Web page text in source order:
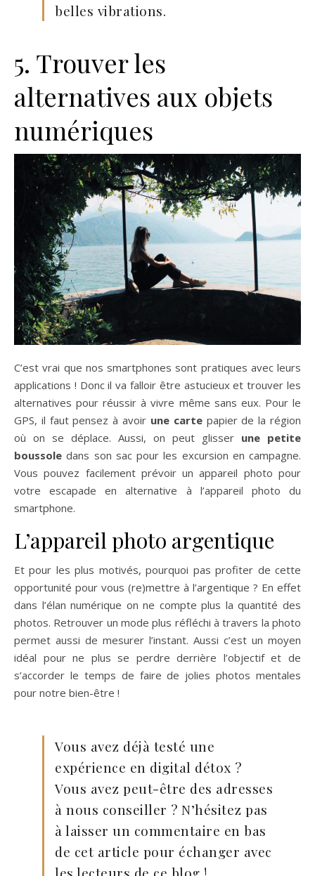
belles vibrations.
5. Trouver les
alternatives aux objets
numériques
C’est vrai que nos smartphones sont pratiques avec leurs
applications ! Donc il va falloir être astucieux et trouver les
alternatives pour réussir à vivre même sans eux. Pour le
GPS, il faut pensez à avoir une cartepapier de la région
où on se déplace. Aussi, on peut glisser une petite
boussole dans son sac pour les excursion en campagne.
Vous pouvez facilement prévoir un appareil photo pour
votre escapade en alternative à l’appareil photo du
smartphone.
L’appareil photo argentique
Et pour les plus motivés, pourquoi pas profiter de cette
opportunité pour vous (re)mettre à l’argentique ? En effet
dans l’élan numérique on ne compte plus la quantité des
photos. Retrouver un mode plus réfléchi à travers la photo
permet aussi de mesurer l’instant. Aussi c’est un moyen
idéal pour ne plus se perdre derrière l’objectif et de
s’accorder le temps de faire de jolies photos mentales
pour notre bien-être !
Vous avez déjà testé une
expérience en digital détox ?
Vous avez peut-être des adresses
à nous conseiller ? N’hésitez pas
à laisser un commentaire en bas
de cet article pour échanger avec